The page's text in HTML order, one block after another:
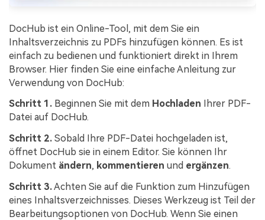
DocHub ist ein Online-Tool, mit dem Sie ein
Inhaltsverzeichnis zu PDFs hinzufügen können. Es ist
einfach zu bedienen und funktioniert direkt in Ihrem
Browser. Hier finden Sie eine einfache Anleitung zur
Verwendung von DocHub:
Schritt 1. Beginnen Sie mit dem Hochladen Ihrer PDF-
Datei auf DocHub.
Schritt 2. Sobald Ihre PDF-Datei hochgeladen ist,
öffnet DocHub sie in einem Editor. Sie können Ihr
Dokument ändern, kommentieren und ergänzen.
Schritt 3.Achten Sie auf die Funktion zum Hinzufügen
eines Inhaltsverzeichnisses. Dieses Werkzeug ist Teil der
Bearbeitungsoptionen von DocHub. Wenn Sie einen